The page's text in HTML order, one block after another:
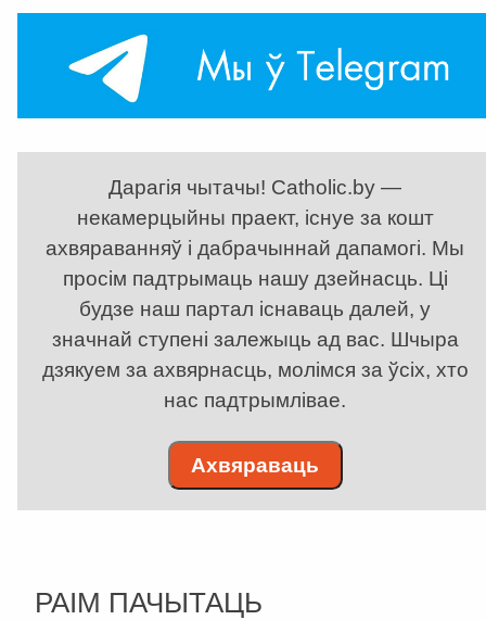
Дарагія чытачы! Catholic.by —
некамерцыйны праект, існуе за кошт
ахвяраванняў і дабрачыннай дапамогі. Мы
просім падтрымаць нашу дзейнасць. Ці
будзе наш партал існаваць далей, у
значнай ступені залежыць ад вас. Шчыра
дзякуем за ахвярнасць, молімся за ўсіх, хто
нас падтрымлівае.
Ахвяраваць
РАІМ ПАЧЫТАЦЬ